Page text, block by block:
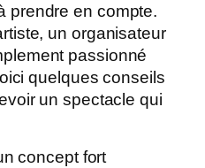
prendre en compte.
un organisateur
passionné
quelques conseils
un spectacle qui
concept fort